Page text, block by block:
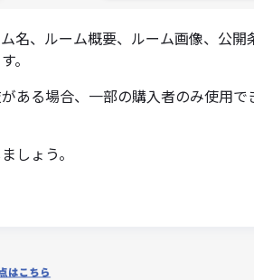
名、ルーム概要、ルーム画像、公開
。
ある場合、一部の購入者のみ使用で
しょう。